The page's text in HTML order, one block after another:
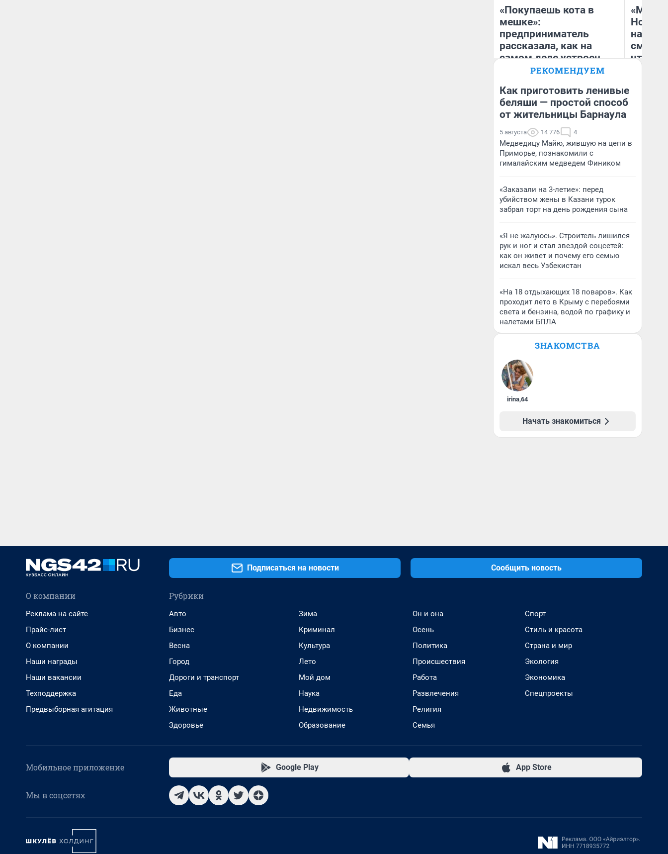
«Покупаешь кота в
мешке»:
предприниматель
рассказала, как на
самом деле устроен
бизнес со складами
Наталья Шорохова
Открыла кофейную точку на
«Мы
чтобы
РЕКОМЕНДУЕМ
Как приготовить ленивые
беляши — простой способ
от жительницы Барнаула
5 августа 14 776 4
Медведицу Майю, жившую на цепи в
Приморье, познакомили с
гималайским медведем Фиником
«Заказали на 3-летие»: перед
убийством жены в Казани турок
забрал торт на день рождения сына
«Я не жалуюсь». Строитель лишился
рук и ног и стал звездой соцсетей:
как он живет и почему его семью
искал весь Узбекистан
«На 18 отдыхающих 18 поваров». Как
проходит лето в Крыму с перебоями
света и бензина, водой по графику и
налетами БПЛА
ЗНАКОМСТВА
irina,64
Начать знакомиться
Подписаться на новости Сообщить новость
О компании
Реклама на сайте
Прайс-лист
О компании
Наши награды
Наши вакансии
Техподдержка
Предвыборная агитация
Рубрики
Авто
Бизнес
Весна
Город
Дороги и транспорт
Еда
Животные
Здоровье
Зима
Криминал
Культура
Лето
Мой дом
Наука
Недвижимость
Образование
Он и она
Осень
Политика
Происшествия
Работа
Развлечения
Религия
Семья
Спорт
Стиль и красота
Страна и мир
Экология
Экономика
Спецпроекты
Мобильное приложение Google Play App Store
Мы в соцсетях